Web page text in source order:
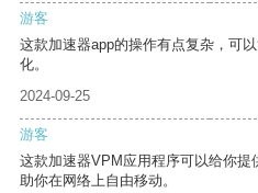
游客
这款加速器app的操作有点复杂，可
化。
2024-09-25
游客
这款加速器VPM应用程序可以给你
助你在网络上自由移动。